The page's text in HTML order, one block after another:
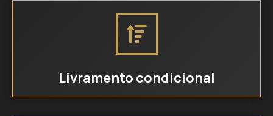
Livramento condicional